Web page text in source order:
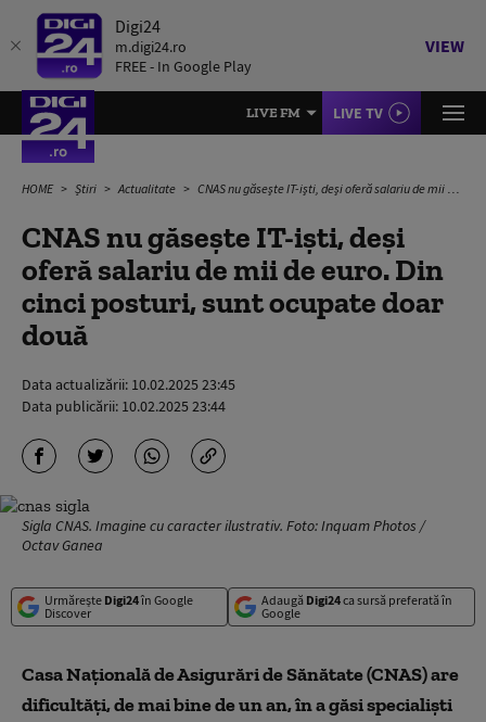
Digi24
m.digi24.ro
FREE - In Google Play
VIEW
LIVE FM LIVE TV
HOME Știri Actualitate CNAS nu găseşte IT-işti, deşi oferă salariu de mii de euro. Din cinci posturi, sunt ocupate doar două
CNAS nu găseşte IT-işti, deşi
oferă salariu de mii de euro. Din
cinci posturi, sunt ocupate doar
două
Data actualizării: 10.02.2025 23:45
Data publicării: 10.02.2025 23:44
Sigla CNAS. Imagine cu caracter ilustrativ. Foto: Inquam Photos /
Octav Ganea
Urmărește Digi24în Google
Discover
Adaugă Digi24ca sursă preferată în
Google
Casa Naţională de Asigurări de Sănătate (CNAS) are
dificultăţi, de mai bine de un an, în a găsi specialişti